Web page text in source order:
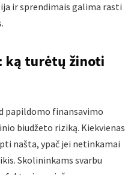
ir sprendimais galima rasti
ką turėtų žinoti
papildomo finansavimo
biudžeto riziką. Kiekvienas
našta, ypač jei netinkamai
Skolininkams svarbu